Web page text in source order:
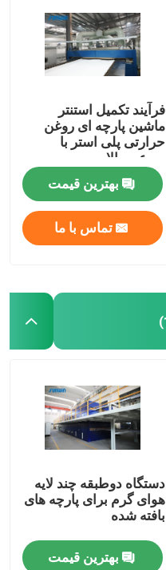
فرآیند تکمیل استنتر
ماشین پارچه ای روغن
حرارتی پلی استر با
سرعت بالا
بهترین قیمت
تماس با ما
دستگاه دوطبقه چند لایه
هوای گرم برای پارچه های
بافته شده
بهترین قیمت